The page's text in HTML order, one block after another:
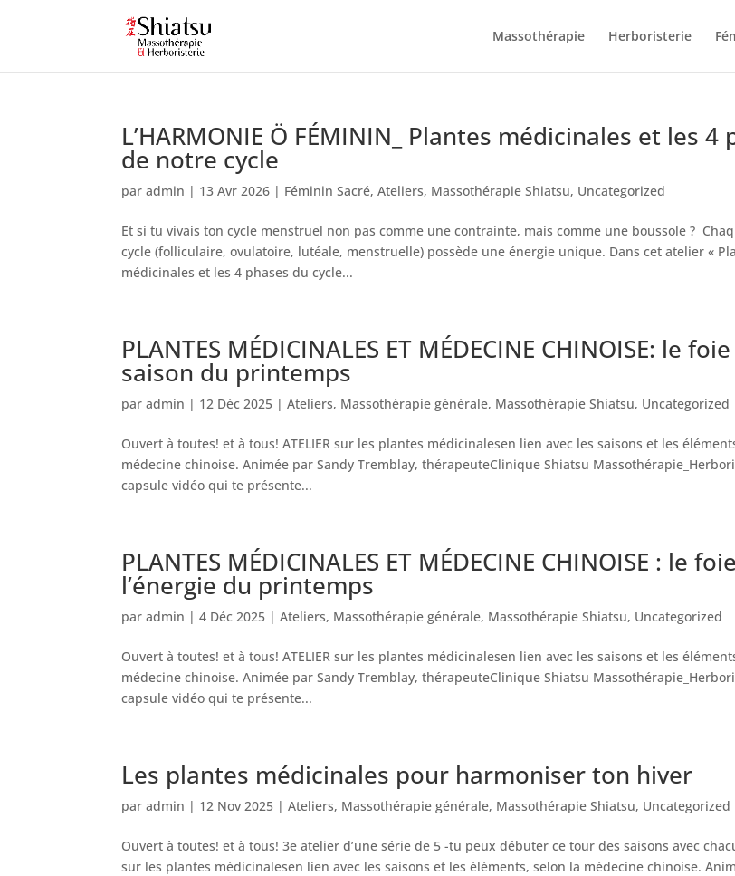
Massothérapie Herboristerie
L’HARMONIE Ö FÉMININ_ Plantes médicinales et les 4
de notre cycle
paradmin | 13 Avr 2026 | Féminin Sacré,Ateliers, Massothérapie Shiatsu, Uncategorized
Et si tu vivais ton cycle menstruel non pas comme une contrainte, mais comme une boussole ?
cycle (folliculaire, ovulatoire, lutéale, menstruelle) possède une énergie unique. Dans cet atelier «
médicinales et les 4 phases du cycle...
PLANTES MÉDICINALES ET MÉDECINE CHINOISE: le
saison du printemps
paradmin | 12 Déc 2025 |Ateliers, Massothérapie générale, Massothérapie Shiatsu, Uncategorized
Ouvert à toutes! et à tous! ATELIER sur les plantes médicinalesen lien avec les saisons et les
médecine chinoise. Animée par Sandy Tremblay, thérapeuteClinique Shiatsu
capsule vidéo qui te présente...
PLANTES MÉDICINALES ET MÉDECINE CHINOISE : le
l’énergie du printemps
paradmin |4 Déc 2025 |Ateliers, Massothérapie générale, Massothérapie Shiatsu, Uncategorized
Ouvert à toutes! et à tous! ATELIER sur les plantes médicinalesen lien avec les saisons et les
médecine chinoise. Animée par Sandy Tremblay, thérapeuteClinique Shiatsu
capsule vidéo qui te présente...
Les plantes médicinales pour harmoniser ton hiver
paradmin | 12 Nov 2025 |Ateliers, Massothérapie générale, Massothérapie Shiatsu, Uncategorized
Ouvert à toutes! et à tous! 3e atelier d’une série de 5 -tu peux débuter ce tour des saisons avec
sur les plantes médicinalesen lien avec les saisons et les éléments, selon la médecine chinoise.